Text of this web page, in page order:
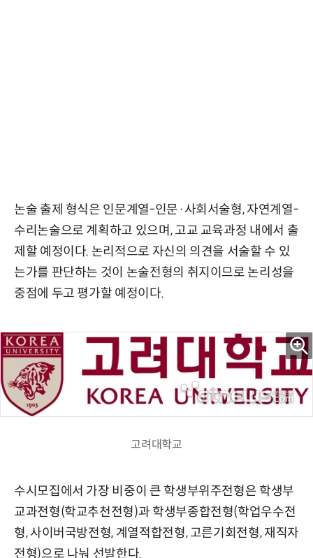
논술 출제 형식은 인문계열-인문·사회서술형, 자연계열-
수리논술으로 계획하고 있으며, 고교 교육과정 내에서 출
제할 예정이다. 논리적으로 자신의 의견을 서술할 수 있
는가를 판단하는 것이 논술전형의 취지이므로 논리성을
중점에 두고 평가할 예정이다.
고려대학교
수시모집에서 가장 비중이 큰 학생부위주전형은 학생부
교과전형(학교추천전형)과 학생부종합전형(학업우수전
형, 사이버국방전형, 계열적합전형, 고른기회전형, 재직자
전형)으로 나눠 선발한다.